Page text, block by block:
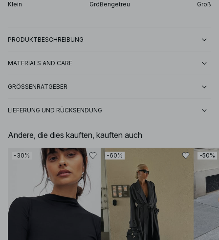
Klein Größengetreu Groß
PRODUKTBESCHREIBUNG
MATERIALS AND CARE
GRÖSSENRATGEBER
LIEFERUNG UND RÜCKSENDUNG
Andere, die dies kauften, kauften auch
-30% -60% -50%